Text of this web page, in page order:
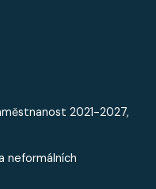
2021-2027,
neformálních